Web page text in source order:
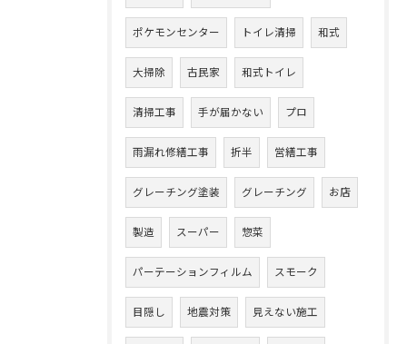
ポケモンセンター トイレ清掃 和式
大掃除 古民家 和式トイレ
清掃工事 手が届かない プロ
雨漏れ修繕工事 折半 営繕工事
グレーチング塗装 グレーチング お店
製造 スーパー 惣菜
パーテーションフィルム スモーク
目隠し 地震対策 見えない施工